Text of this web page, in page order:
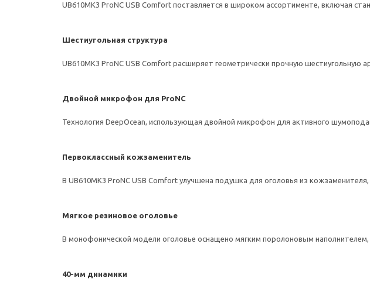
UB610MK3 ProNC USB Comfort поставляется в широком ассортименте, включая
Шестиугольная структура
UB610MK3 ProNC USB Comfort расширяет геометрически прочную
Двойной микрофон для ProNC
Технология DeepOcean, использующая двойной микрофон для активного
Первоклассный кожзаменитель
В UB610MK3 ProNC USB Comfort улучшена подушка для оголовья из
Мягкое резиновое оголовье
В монофонической модели оголовье оснащено мягким поролоновым
40-мм динамики